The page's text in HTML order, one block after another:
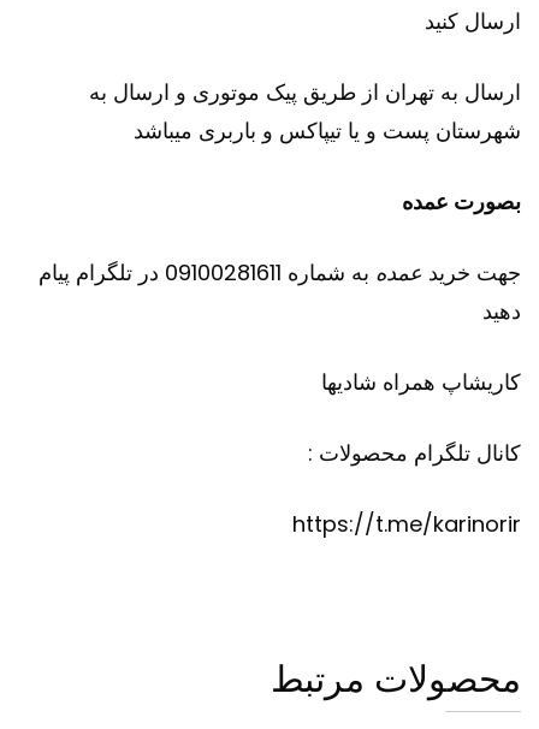
ارسال کنید
ارسال به تهران از طریق پیک موتوری و ارسال به
شهرستان پست و یا تیپاکس و باربری میباشد
بصورت عمده
جهت خرید عمده
به شماره 09100281611 در تلگرام پیام
دهید
کاریشاپ همراه شادیها
کانال تلگرام محصولات :
https://t.me/karinorir
محصولات مرتبط